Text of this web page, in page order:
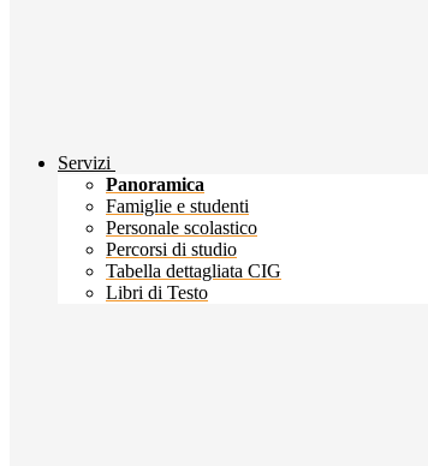
Servizi
Panoramica
Famiglie e studenti
Personale scolastico
Percorsi di studio
Tabella dettagliata CIG
Libri di Testo